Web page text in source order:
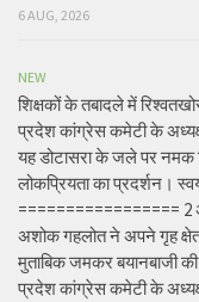
6 AUG, 2026
NEW
शिक्षकों के तबादले में
प्रदेश कांग्रेस कमेटी के
यह डोटासरा के जले पर
लोकप्रियता का प्रदर्शन।
================= 2
अशोक गहलोत ने अपने गृह
मुताबिक जमकर बयानबाजी
प्रदेश कांग्रेस कमेटी के अध्यक्ष